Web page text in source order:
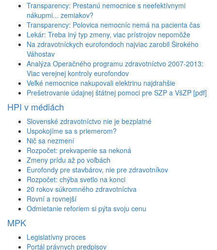
Transparency: Prestanú nemocnice s neefektívnymi
nákupmi... zemiakov?
Transparency: Polovica nemocníc nemá na pacienta čas
Lekár: Treba iný typ zmeny, viac prístrojov nepomôže
Na zdravotníckych eurofondoch najviac zarobil Širokého
Váhostav
Analýza Operačného programu zdravotníctvo 2007-2013:
Viac verejnej kontroly eurofondov
Veľké nemocnice nakupovali elektrinu najdrahšie
Prešetrovanie údajnej štátnej pomoci pre SZP a VšZP [pdf]
HPI v médiách
Slovenské zdravotníctvo nie je bezplatné
Uspokojíme sa s priemerom?
Nič sa nezmení
Rozpočet: prekvapenie sa nekoná
Zmeny prídu až po voľbách
Eurofondy pre stavbárov, nie pre zdravotníkov
Rozpočet: chýba svetlo na konci
20 rokov súkromného zdravotníctva
Rovní a rovnejší
Odmietanie reforiem si pýta svoju cenu
MPK
Legislatívny proces
Portál právnych predpisov